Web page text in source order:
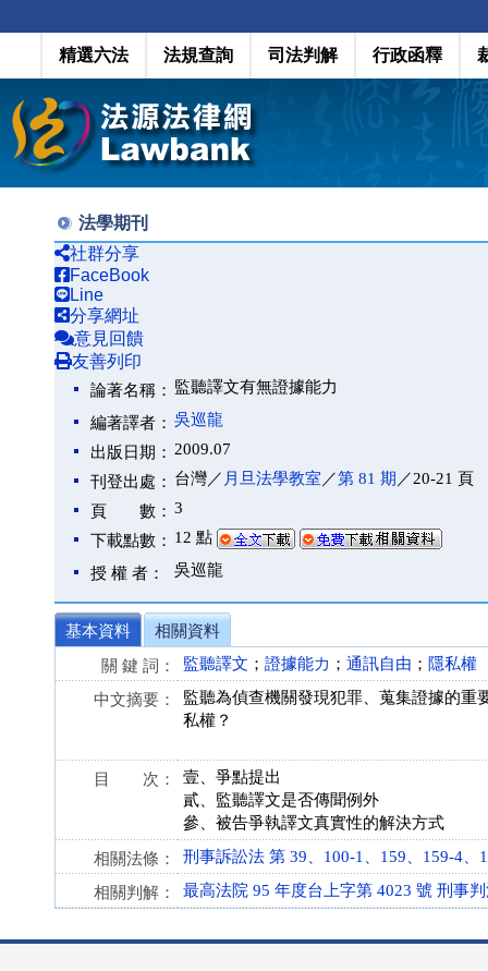
精選六法 法規查詢 司法判解 行政函釋
法學期刊
社群分享
FaceBook
Line
分享網址
意見回饋
友善列印
論著名稱： 監聽譯文有無證據能力
編著譯者： 吳巡龍
出版日期： 2009.07
刊登出處： 台灣／ 月旦法學教室 ／第 81 期 ／20-21 頁
頁 數： 3
下載點數： 12 點
授 權 者： 吳巡龍
基本資料
相關資料
關 鍵 詞：
監聽譯文 ； 證據能力 ； 通訊自由 ； 隱私權
中文摘要：
監聽為偵查機關發現犯罪、蒐集證據的重
私權？
目 次：
壹、爭點提出
貳、監聽譯文是否傳聞例外
參、被告爭執譯文真實性的解決方式
相關法條： 刑事訴訟法 第 39、100-1、159、159-4、
相關判解： 最高法院 95 年度台上字第 4023 號 刑事